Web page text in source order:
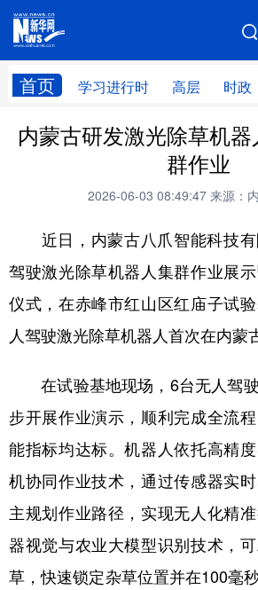
首页 学习进行时 高层 时政
网站地图
学习进行时 高层 时政
全球
科技 科创 量子
文化 书画 健康
食品 人居 信息
学术中国 乡村振兴
彩票 娱乐 时尚
公益 一带一路 亚太
文化产业
内蒙古研发激光除草机
群作业
2026-06-03 08:49:47 来源：
近日，内蒙古八爪智能科技有
驾驶激光除草机器人集群作业展
仪式，在赤峰市红山区红庙子试
人驾驶激光除草机器人首次在内蒙
在试验基地现场，6台无人驾驶
步开展作业演示，顺利完成全流
能指标均达标。机器人依托高精
机协同作业技术，通过传感器实
主规划作业路径，实现无人化精
器视觉与农业大模型识别技术，
草，快速锁定杂草位置并在100毫